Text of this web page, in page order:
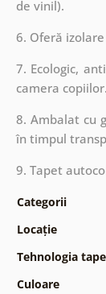
de vinil).
6. Oferă
7. Ecologic,
camera copiilor.
8. Ambalat cu
în timpul
9. Tapet
Categorii
Locație
Tehnologia
Culoare